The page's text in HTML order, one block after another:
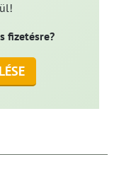
fizetésre?